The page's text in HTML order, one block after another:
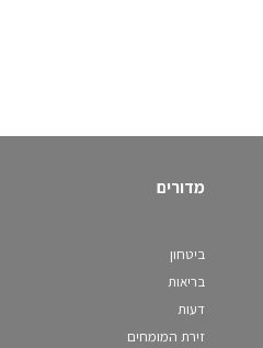
מדורים
ביטחון
בריאות
דעות
זירת המומחים